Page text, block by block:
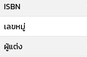
ISBN
เลขหมู่
ผู้แต่ง